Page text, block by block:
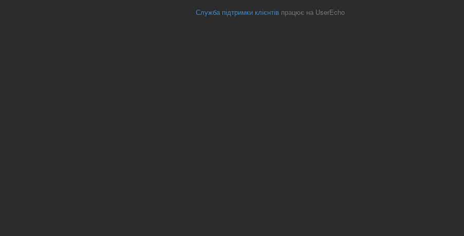
Служба підтримки клієнтівпрацює на UserEcho